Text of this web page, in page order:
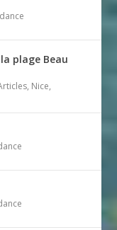
plage Beau
, Nice,